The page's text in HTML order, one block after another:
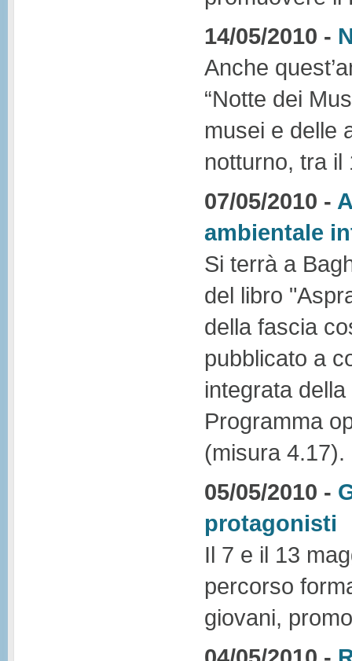
14/05/2010 -
Anche
“Notte dei
musei e delle
notturno, tra il
07/05/2010 -
ambientale
Si terrà a
del libro
della fascia
pubblicato a
integrata
Programma
(misura 4.17).
05/05/2010 -
protagonisti
Il 7 e il 13
percorso
giovani,